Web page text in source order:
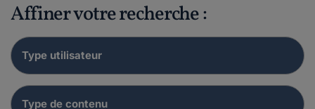
Affiner votre recherche :